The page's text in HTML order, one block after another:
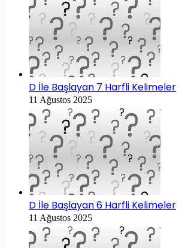
D İle Başlayan 7 Harfli Kelimeler
11 Ağustos 2025
D İle Başlayan 6 Harfli Kelimeler
11 Ağustos 2025